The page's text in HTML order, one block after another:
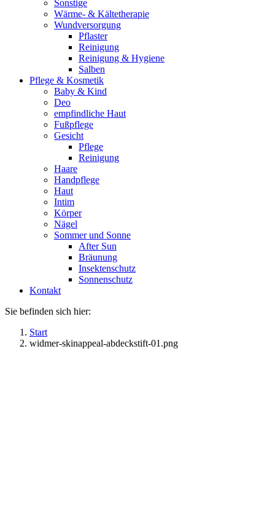
Sonstige
Wärme- & Kältetherapie
Wundversorgung
Pflaster
Reinigung
Reinigung & Hygiene
Salben
Pflege & Kosmetik
Baby & Kind
Deo
empfindliche Haut
Fußpflege
Gesicht
Pflege
Reinigung
Haare
Handpflege
Haut
Intim
Körper
Nägel
Sommer und Sonne
After Sun
Bräunung
Insektenschutz
Sonnenschutz
Kontakt
Sie befinden sich hier:
Start
widmer-skinappeal-abdeckstift-01.png